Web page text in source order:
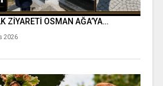
ZİYARETİ OSMAN AĞA’YA…
2026